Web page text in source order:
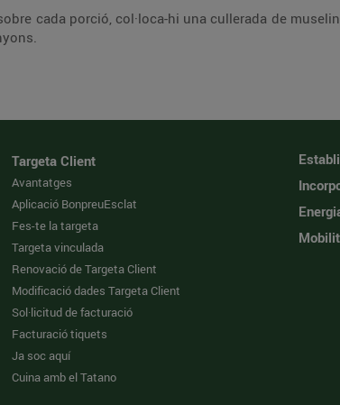
ho al forn durant 10 minuts. Serveix
Targeta Client
Avantatges
Aplicació BonpreuEsclat
Fes-te la targeta
Targeta vinculada
Renovació de Targeta Client
Modificació dades Targeta Client
Sol·licitud de facturació
Facturació tiquets
Ja soc aquí
Cuina amb el Tatano